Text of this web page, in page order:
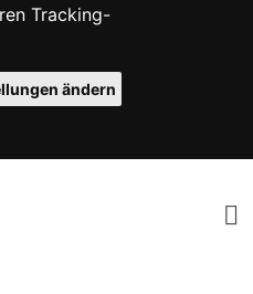
Tracking-
ändern